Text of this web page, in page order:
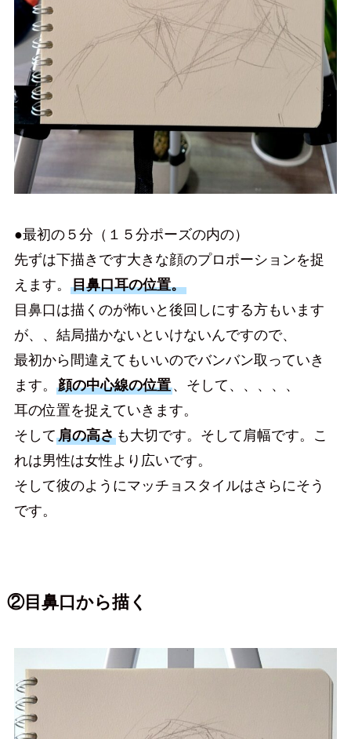
●最初の５分（１５分ポーズの内の）
先ずは下描きです大きな顔のプロポーションを捉
えます。 目鼻口耳の位置。
目鼻口は描くのが怖いと後回しにする方もいます
が、、結局描かないといけないんですので、
最初から間違えてもいいのでバンバン取っていき
ます。 顔の中心線の位置、そして、、、、、
耳の位置を捉えていきます。
そして肩の高さも大切です。そして肩幅です。こ
れは男性は女性より広いです。
そして彼のようにマッチョスタイルはさらにそう
です。
②目鼻口から描く